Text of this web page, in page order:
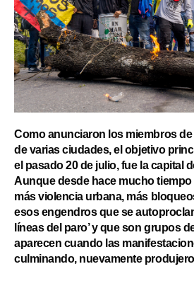
Como anunciaron los miembros de
de varias ciudades, el objetivo
el pasado 20 de julio, fue la capital
Aunque desde hace mucho
más violencia urbana, más
esos engendros que se
líneas del paro’ y que son grupos
aparecen cuando las
culminando, nuevamente